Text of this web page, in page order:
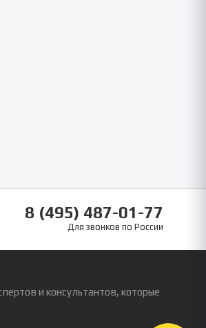
8 (495) 487-01-77
Для звонков по России
и консультантов, которые